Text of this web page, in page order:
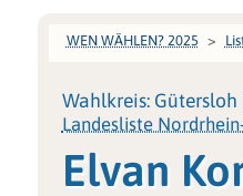
WEN WÄHLEN? 2025
Wahlkreis: Gütersloh
Landesliste
Elvan